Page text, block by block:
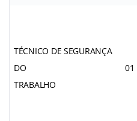
TÉCNICO DE SEGURANÇA
DO
TRABALHO
01